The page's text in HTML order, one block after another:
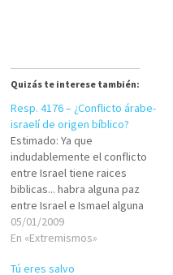
Quizás te interese también:
Resp. 4176 – ¿Conflicto árabe-
israelí de origen bíblico?
Estimado: Ya que
indudablemente el conflicto
entre Israel tiene raices
biblicas... habra alguna paz
entre Israel e Ismael alguna
vez.- Rodrigo Diehl.-
Abogado.- Argentina Buen día.
su "indudablemente". El
05/01/2009
En «Extremismos»
Tú eres salvo